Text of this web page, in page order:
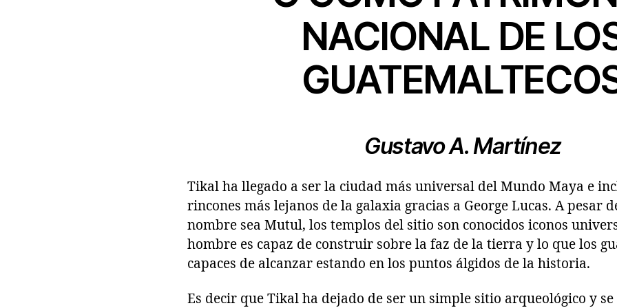
NACIONAL DE
Gustavo A. Martínez
Tikal ha llegado a ser la ciudad más universal del Mundo Maya e
rincones más lejanos de la galaxia gracias a George Lucas. A pesar
nombre sea Mutul, los templos del sitio son conocidos iconos
hombre es capaz de construir sobre la faz de la tierra y lo que los
capaces de alcanzar estando en los puntos álgidos de la historia.
Es decir que Tikal ha dejado de ser un simple sitio arqueológico y